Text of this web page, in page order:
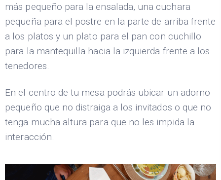
más pequeño para la ensalada, una cuchara
pequeña para el postre en la parte de arriba frente
a los platos y un plato para el pan con cuchillo
para la mantequilla hacia la izquierda frente a los
tenedores.
En el centro de tu mesa podrás ubicar un adorno
pequeño que no distraiga a los invitados o que no
tenga mucha altura para que no les impida la
interacción.